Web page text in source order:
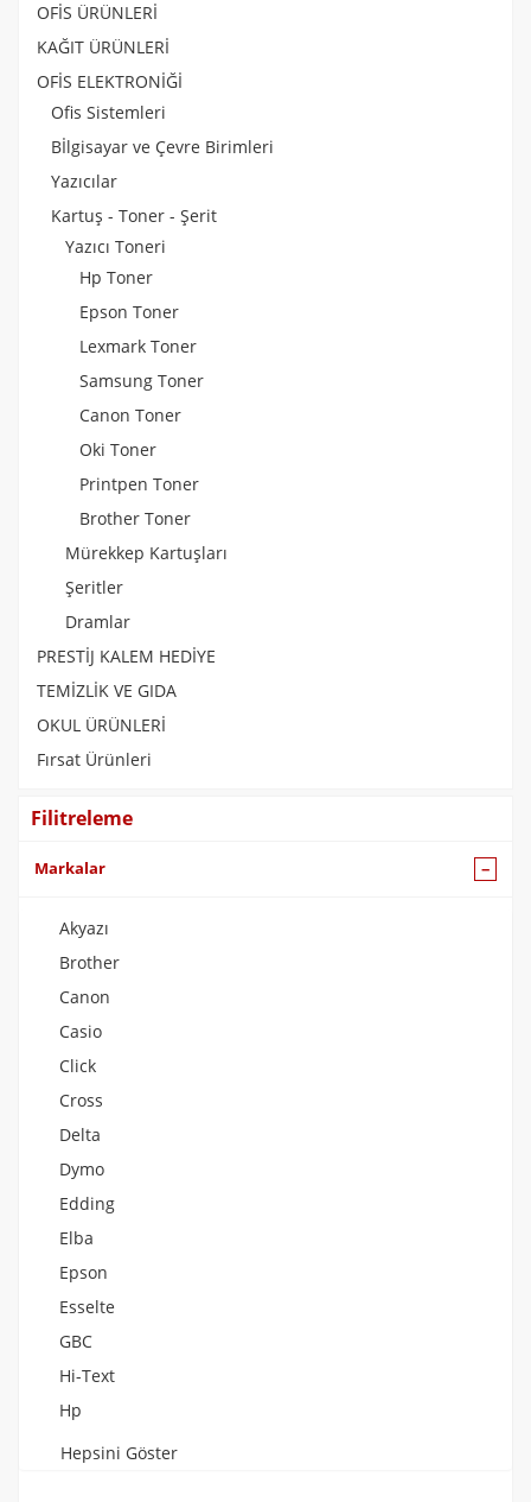
OFİS ÜRÜNLERİ
KAĞIT ÜRÜNLERİ
OFİS ELEKTRONİĞİ
Ofis Sistemleri
Bİlgisayar ve Çevre Birimleri
Yazıcılar
Kartuş - Toner - Şerit
Yazıcı Toneri
Hp Toner
Epson Toner
Lexmark Toner
Samsung Toner
Canon Toner
Oki Toner
Printpen Toner
Brother Toner
Mürekkep Kartuşları
Şeritler
Dramlar
PRESTİJ KALEM HEDİYE
TEMİZLİK VE GIDA
OKUL ÜRÜNLERİ
Fırsat Ürünleri
Filitreleme
Markalar
Akyazı
Brother
Canon
Casio
Click
Cross
Delta
Dymo
Edding
Elba
Epson
Esselte
GBC
Hi-Text
Hp
Hepsini Göster